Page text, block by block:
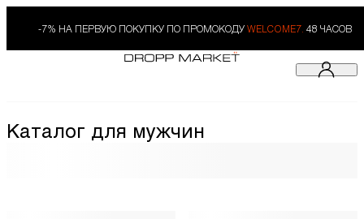
-7% НА ПЕРВУЮ ПОКУПКУ ПО ПРОМОКОДУ WELCOME7. 48 ЧАСОВ
Каталог для мужчин